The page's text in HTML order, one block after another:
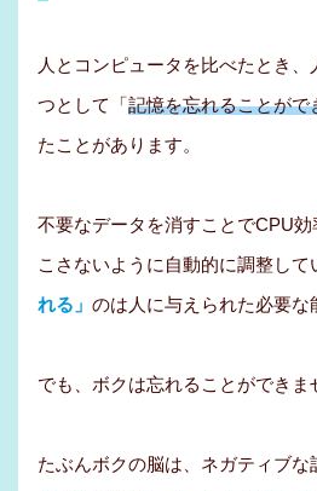
人とコンピュータを比べたとき
つとして「記憶を忘れることがで
たことがあります。
不要なデータを消すことでCPU
こさないように自動的に調整して
れる」 のは人に与えられた必要な
でも、ボクは忘れることができま
たぶんボクの脳は、ネガティブな